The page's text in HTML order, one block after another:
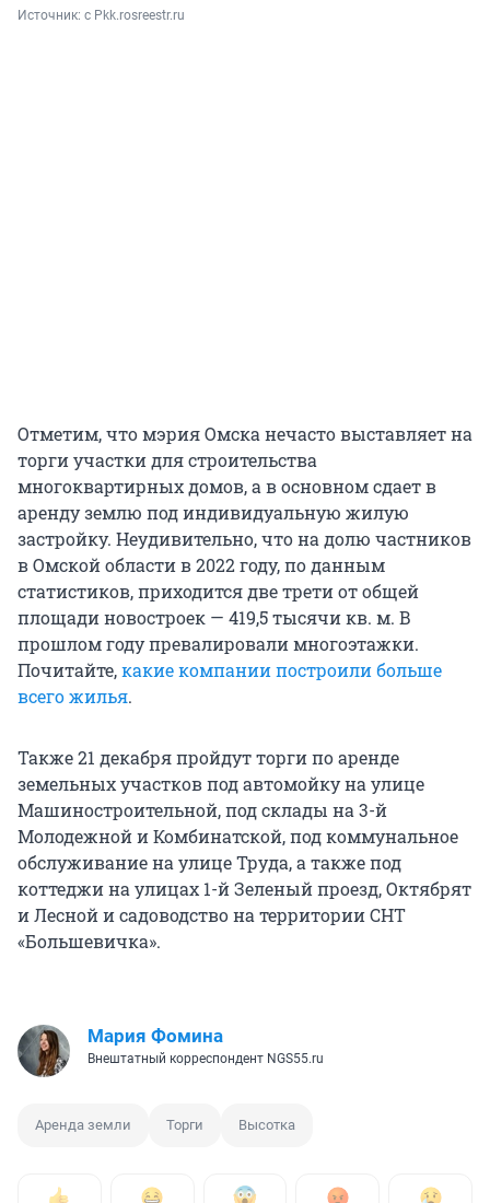
Источник: с Pkk.rosreestr.ru
Отметим, что мэрия Омска нечасто выставляет на
торги участки для строительства
многоквартирных домов, а в основном сдает в
аренду землю под индивидуальную жилую
застройку. Неудивительно, что на долю частников
в Омской области в 2022 году, по данным
статистиков, приходится две трети от общей
площади новостроек — 419,5 тысячи кв. м. В
прошлом году превалировали многоэтажки.
Почитайте,какие компании построили больше
всего жилья.
Также 21 декабря пройдут торги по аренде
земельных участков под автомойку на улице
Машиностроительной, под склады на 3-й
Молодежной и Комбинатской, под коммунальное
обслуживание на улице Труда, а также под
коттеджи на улицах 1-й Зеленый проезд, Октябрят
и Лесной и садоводство на территории СНТ
«Большевичка».
Мария Фомина
Внештатный корреспондент NGS55.ru
Аренда земли Торги Высотка